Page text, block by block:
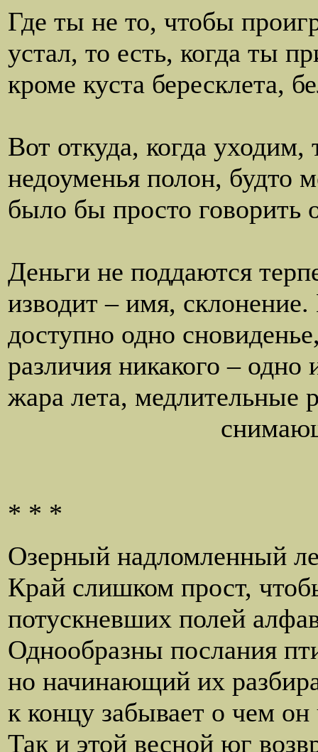
Где ты не то, чтобы
устал, то есть, когда ты
кроме куста бересклета,
Вот откуда, когда
недоуменья полон, будто
было бы просто говорить
Деньги не поддаются
изводит – имя,
доступно одно
различия никакого – одно
жара лета, медлительные
снимающие
* * *
Озерный надломленный
Край слишком прост,
потускневших полей
Однообразны послания
но начинающий их
к концу забывает о чем он
Так и этой весной юг